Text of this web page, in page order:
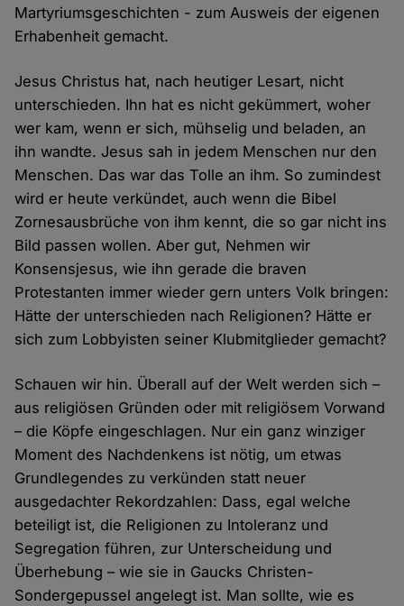
Martyriumsgeschichten - zum Ausweis der eigenen
Erhabenheit gemacht.
Jesus Christus hat, nach heutiger Lesart, nicht
unterschieden. Ihn hat es nicht gekümmert, woher
wer kam, wenn er sich, mühselig und beladen, an
ihn wandte. Jesus sah in jedem Menschen nur den
Menschen. Das war das Tolle an ihm. So zumindest
wird er heute verkündet, auch wenn die Bibel
Zornesausbrüche von ihm kennt, die so gar nicht ins
Bild passen wollen. Aber gut, Nehmen wir
Konsensjesus, wie ihn gerade die braven
Protestanten immer wieder gern unters Volk bringen:
Hätte der unterschieden nach Religionen? Hätte er
sich zum Lobbyisten seiner Klubmitglieder gemacht?
Schauen wir hin. Überall auf der Welt werden sich –
aus religiösen Gründen oder mit religiösem Vorwand
– die Köpfe eingeschlagen. Nur ein ganz winziger
Moment des Nachdenkens ist nötig, um etwas
Grundlegendes zu verkünden statt neuer
ausgedachter Rekordzahlen: Dass, egal welche
beteiligt ist, die Religionen zu Intoleranz und
Segregation führen, zur Unterscheidung und
Überhebung – wie sie in Gaucks Christen-
Sondergepussel angelegt ist. Man sollte, wie es